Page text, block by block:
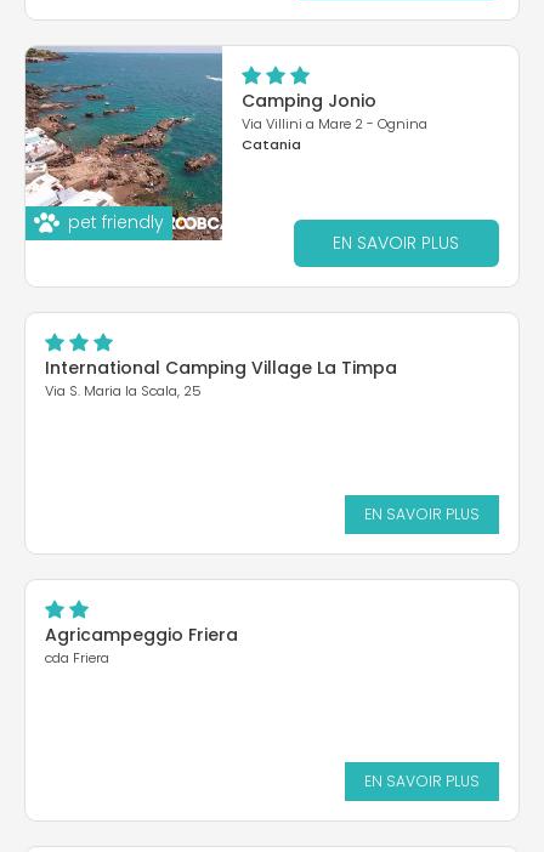
pet friendly
Camping Jonio
Via Villini a Mare 2 - Ognina
Catania
EN SAVOIR PLUS
International Camping Village La Timpa
Via S. Maria la Scala, 25
EN SAVOIR PLUS
Agricampeggio Friera
cda Friera
EN SAVOIR PLUS